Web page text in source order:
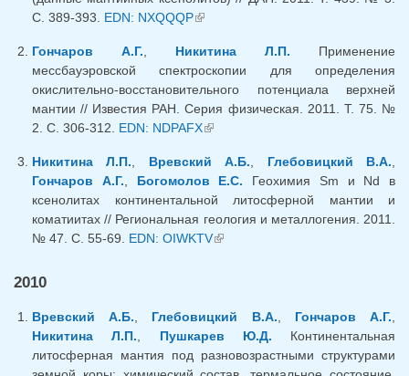
С. 389-393. EDN: NXQQQP(внешняя ссылка)
Гончаров А.Г., Никитина Л.П. Применение
мессбауэровской спектроскопии для определения
окислительно-восстановительного потенциала верхней
мантии // Известия РАН. Серия физическая. 2011. Т. 75. №
2. С. 306-312. EDN: NDPAFX(внешняя ссылка)
Никитина Л.П., Вревский А.Б., Глебовицкий В.А.,
Гончаров А.Г., Богомолов Е.С. Геохимия Sm и Nd в
ксенолитах континентальной литосферной мантии и
коматиитах // Региональная геология и металлогения. 2011.
№ 47. С. 55-69. EDN: OIWKTV(внешняя ссылка)
2010
Вревский А.Б. Глебовицкий В.А. Гончаров А.Г.
Никитина Л.П.
Пушкарев Ю.Д. Континентальная
литосферная мантия под разновозрастными структурами